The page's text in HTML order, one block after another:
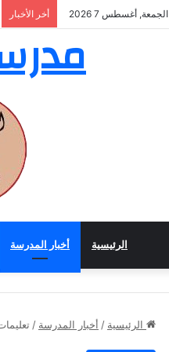
الجمعة, أغسطس 7 2026 أخر الأخبار
الرئيسية أخبار المدرسة
الرئيسية / أخبار المدرسة /